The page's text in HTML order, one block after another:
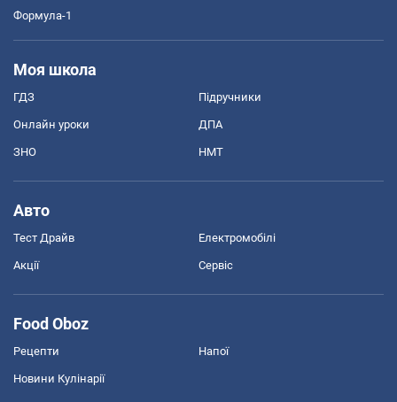
Формула-1
Моя школа
ГДЗ Підручники
Онлайн уроки ДПА
ЗНО НМТ
Авто
Тест Драйв Електромобілі
Акції Сервіс
Food Oboz
Рецепти Напої
Новини Кулінарії